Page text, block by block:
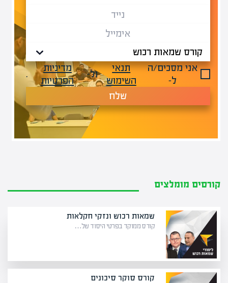
אני מסכים/ה
ל-
תנאי
השימוש
ול-
מדיניות
הפרטיות
.
שלח
קורסים מומלצים
שמאות רכוש ונזקי חקלאות
קורס ממוקד בפרטי היסוד של…
קורס סוקר סיכונים